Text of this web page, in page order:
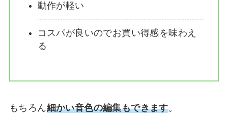
動作が軽い
コスパが良いのでお買い得感を味わえ
る
もちろん細かい音色の編集もできます。